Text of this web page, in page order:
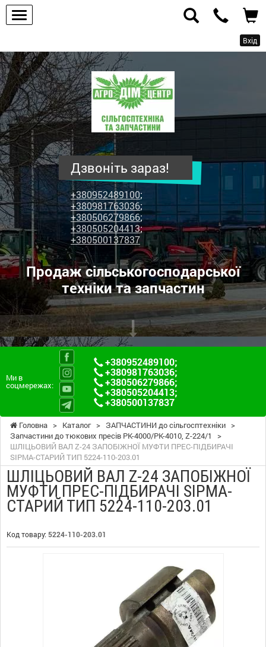
Вхід
ПП
"Агродім-
центр"
-
продаж
сільськогосподарської
техніки
та
запчастин
Дзвоніть зараз!
+380952489100;
+380981763036;
+380506279866;
+380505204413;
+380500137837
Продаж сільськогосподарської
техніки та запчастин
Ми в
соцмережах:
+380952489100;
+380981763036;
+380506279866;
+380505204413;
+380500137837
Головна > Каталог > ЗАПЧАСТИНИ до сільгосптехніки >
Запчастини до тюкових пресів PK-4000/PK-4010, Z-224/1
>
ШЛІЦЬОВИЙ ВАЛ Z-24 ЗАПОБІЖНОЇ МУФТИ ПРЕС-ПІДБИРАЧІ
SIPMA-СТАРИЙ ТИП 5224-110-203.01
ШЛІЦЬОВИЙ ВАЛ Z-24 ЗАПОБІЖНОЇ
МУФТИ ПРЕС-ПІДБИРАЧІ SIPMA-
СТАРИЙ ТИП 5224-110-203.01
Код товару: 5224-110-203.01